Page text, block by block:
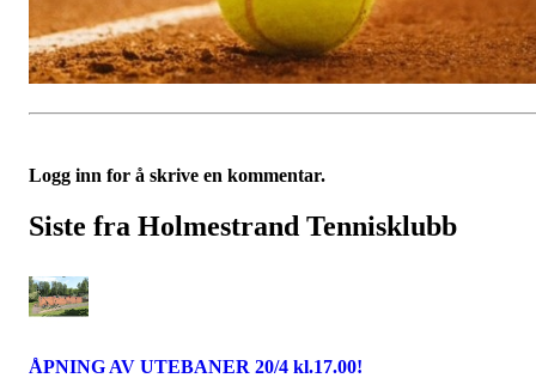
Logg inn for å skrive en kommentar.
Siste fra Holmestrand Tennisklubb
ÅPNING AV UTEBANER 20/4 kl.17.00!